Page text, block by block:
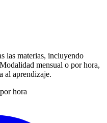
las materias, incluyendo
mensual o por hora,
al aprendizaje.
hora